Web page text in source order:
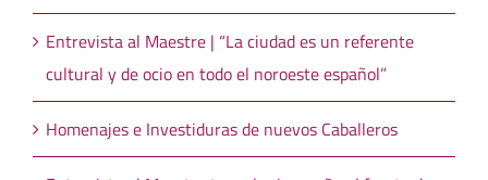
Entrevista al Maestre | “La ciudad es un referente
cultural y de ocio en todo el noroeste español”
Homenajes e Investiduras de nuevos Caballeros